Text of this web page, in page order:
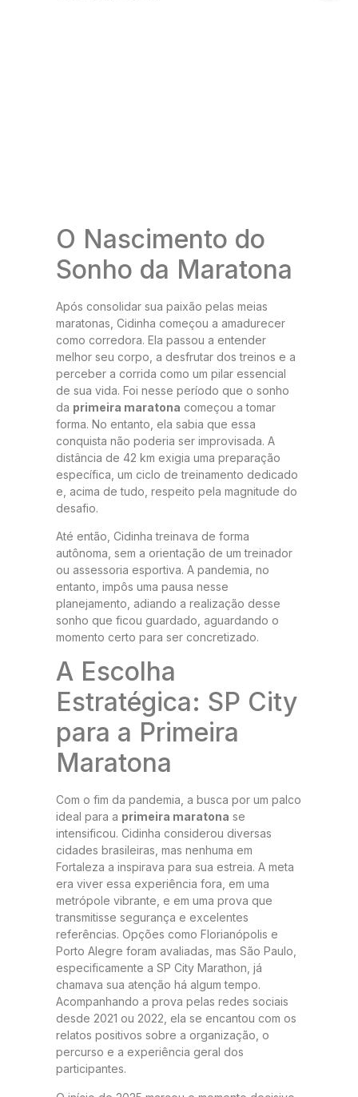
O Nascimento do
Sonho da Maratona
Após consolidar sua paixão pelas meias
maratonas, Cidinha começou a amadurecer
como corredora. Ela passou a entender
melhor seu corpo, a desfrutar dos treinos e a
perceber a corrida como um pilar essencial
de sua vida. Foi nesse período que o sonho
da primeira maratona começou a tomar
forma. No entanto, ela sabia que essa
conquista não poderia ser improvisada. A
distância de 42 km exigia uma preparação
específica, um ciclo de treinamento dedicado
e, acima de tudo, respeito pela magnitude do
desafio.
Até então, Cidinha treinava de forma
autônoma, sem a orientação de um treinador
ou assessoria esportiva. A pandemia, no
entanto, impôs uma pausa nesse
planejamento, adiando a realização desse
sonho que ficou guardado, aguardando o
momento certo para ser concretizado.
A Escolha
Estratégica: SP City
para a Primeira
Maratona
Com o fim da pandemia, a busca por um palco
ideal para a primeira maratona se
intensificou. Cidinha considerou diversas
cidades brasileiras, mas nenhuma em
Fortaleza a inspirava para sua estreia. A meta
era viver essa experiência fora, em uma
metrópole vibrante, e em uma prova que
transmitisse segurança e excelentes
referências. Opções como Florianópolis e
Porto Alegre foram avaliadas, mas São Paulo,
especificamente a SP City Marathon, já
chamava sua atenção há algum tempo.
Acompanhando a prova pelas redes sociais
desde 2021 ou 2022, ela se encantou com os
relatos positivos sobre a organização, o
percurso e a experiência geral dos
participantes.